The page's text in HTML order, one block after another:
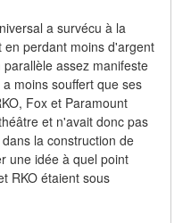
a survécu à la
perdant moins d'argent
assez manifeste
moins souffert que ses
Fox et Paramount
et n'avait donc pas
la construction de
une idée à quel point
RKO étaient sous